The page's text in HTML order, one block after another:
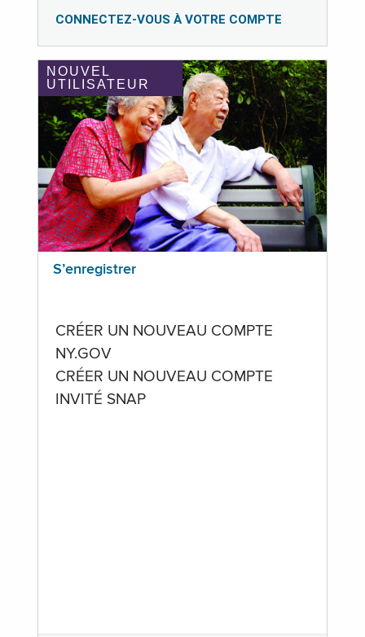
CONNECTEZ-VOUS À VOTRE COMPTE
NOUVEL
UTILISATEUR
S’enregistrer
CRÉER UN NOUVEAU COMPTE
NY.GOV
CRÉER UN NOUVEAU COMPTE
INVITÉ SNAP